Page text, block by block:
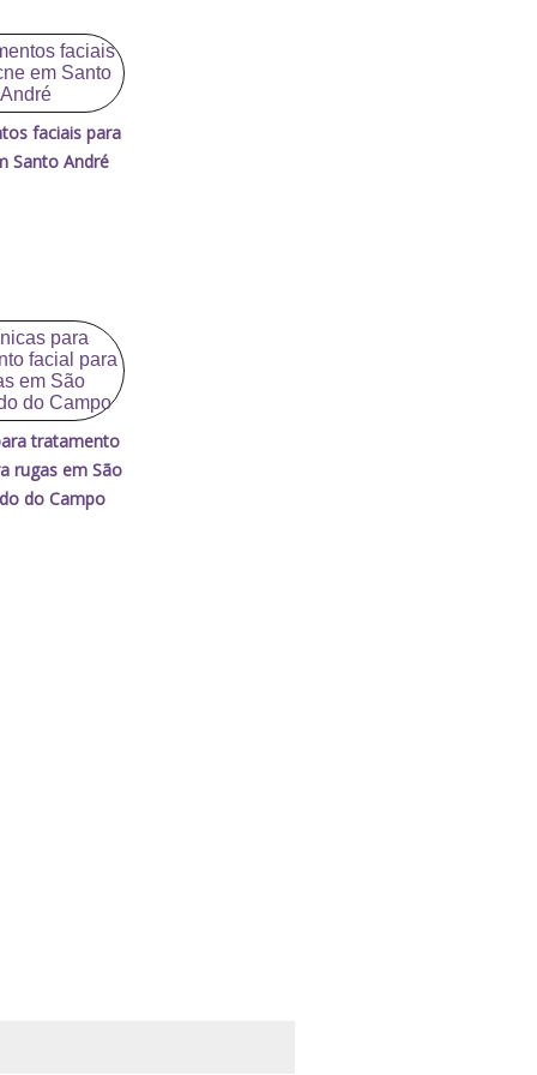
faciais para
Santo André
tratamento
rugas em São
do Campo